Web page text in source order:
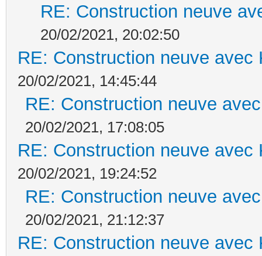
RE: Construction neuve
20/02/2021, 20:02:50
RE: Construction neuve avec
20/02/2021, 14:45:44
RE: Construction neuve
20/02/2021, 17:08:05
RE: Construction neuve avec
20/02/2021, 19:24:52
RE: Construction neuve
20/02/2021, 21:12:37
RE: Construction neuve avec